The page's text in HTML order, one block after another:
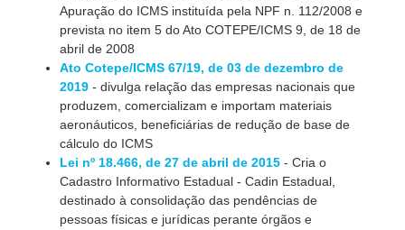
Apuração do ICMS instituída pela NPF n. 112/2008 e
prevista no item 5 do Ato COTEPE/ICMS 9, de 18 de
abril de 2008
Ato Cotepe/ICMS 67/19, de 03 de dezembro de
2019 - divulga relação das empresas nacionais que
produzem, comercializam e importam materiais
aeronáuticos, beneficiárias de redução de base de
cálculo do ICMS
Lei nº 18.466, de 27 de abril de 2015 - Cria o
Cadastro Informativo Estadual - Cadin Estadual,
destinado à consolidação das pendências de
pessoas físicas e jurídicas perante órgãos e